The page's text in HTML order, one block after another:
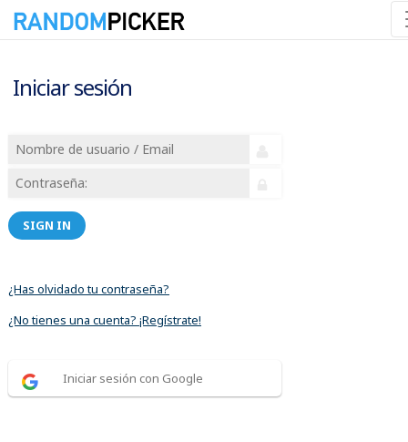
Iniciar sesión
SIGN IN
¿Has olvidado tu contraseña?
¿No tienes una cuenta? ¡Regístrate!
Iniciar sesión con Google